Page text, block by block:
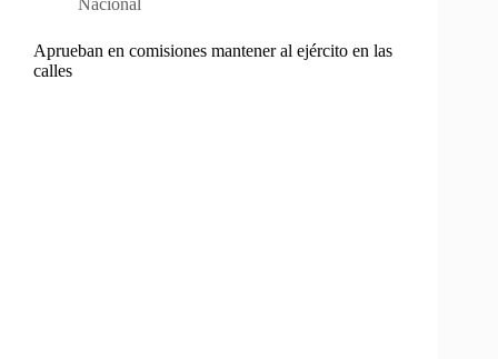
Nacional
Aprueban en comisiones mantener al ejército en las
calles